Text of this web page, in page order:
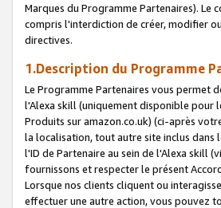
Marques du Programme Partenaires). Le
compris l'interdiction de créer, modifier
directives.
1.Description du Programme
Le Programme Partenaires vous permet
l'Alexa skill (uniquement disponible pour
Produits sur amazon.co.uk) (ci-après
la localisation, tout autre site inclus dans
l'ID de Partenaire au sein de l'Alexa skill
fournissons et respecter le présent
Lorsque nos clients cliquent ou
effectuer une autre action, vous pouvez